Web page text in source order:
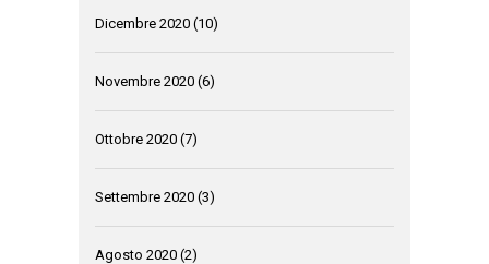
Dicembre 2020 (10)
Novembre 2020 (6)
Ottobre 2020 (7)
Settembre 2020 (3)
Agosto 2020 (2)